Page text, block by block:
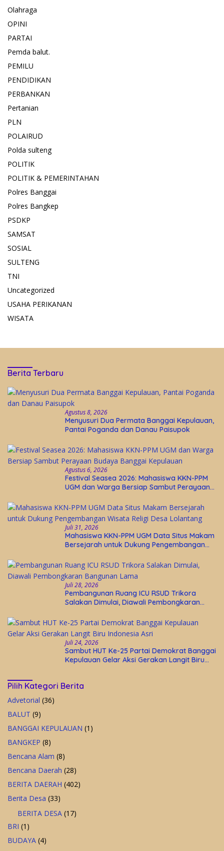
Olahraga
OPINI
PARTAI
Pemda balut.
PEMILU
PENDIDIKAN
PERBANKAN
Pertanian
PLN
POLAIRUD
Polda sulteng
POLITIK
POLITIK & PEMERINTAHAN
Polres Banggai
Polres Bangkep
PSDKP
SAMSAT
SOSIAL
SULTENG
TNI
Uncategorized
USAHA PERIKANAN
WISATA
Berita Terbaru
Agustus 8, 2026
Menyusuri Dua Permata Banggai Kepulauan,
Pantai Poganda dan Danau Paisupok
Agustus 6, 2026
Festival Seasea 2026: Mahasiswa KKN-PPM
UGM dan Warga Bersiap Sambut Perayaan
Juli 31, 2026
Mahasiswa KKN-PPM UGM Data Situs Makam
Bersejarah untuk Dukung Pengembangan
Juli 28, 2026
Pembangunan Ruang ICU RSUD Trikora
Salakan Dimulai, Diawali Pembongkaran
Juli 24, 2026
Sambut HUT Ke-25 Partai Demokrat Banggai
Kepulauan Gelar Aksi Gerakan Langit Biru
Pilih Kategori Berita
Advetorial (36)
BALUT (9)
BANGGAI KEPULAUAN (1)
BANGKEP (8)
Bencana Alam (8)
Bencana Daerah (28)
BERITA DAERAH (402)
Berita Desa (33)
BERITA DESA (17)
BRI (1)
BUDAYA (4)